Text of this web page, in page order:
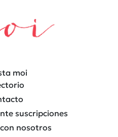
moi
suscripciones
nosotros